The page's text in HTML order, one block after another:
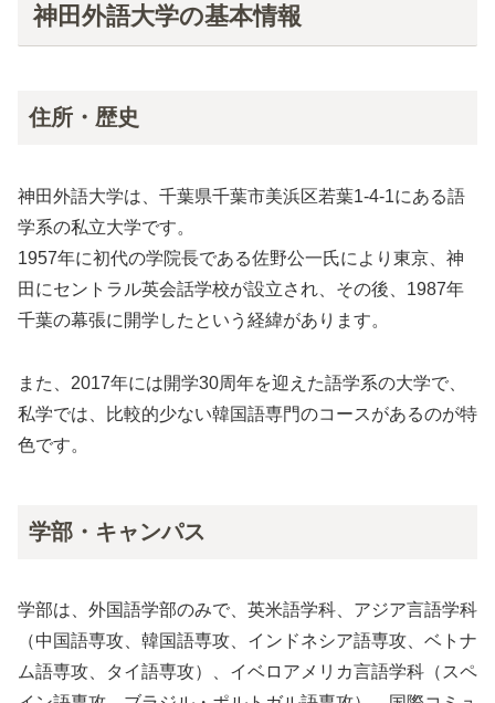
神田外語大学の基本情報
住所・歴史
神田外語大学は、千葉県千葉市美浜区若葉1-4-1にある語
学系の私立大学です。
1957年に初代の学院長である佐野公一氏により東京、神
田にセントラル英会話学校が設立され、その後、1987年
千葉の幕張に開学したという経緯があります。
また、2017年には開学30周年を迎えた語学系の大学で、
私学では、比較的少ない韓国語専門のコースがあるのが特
色です。
学部・キャンパス
学部は、外国語学部のみで、英米語学科、アジア言語学科
（中国語専攻、韓国語専攻、インドネシア語専攻、ベトナ
ム語専攻、タイ語専攻）、イベロアメリカ言語学科（スペ